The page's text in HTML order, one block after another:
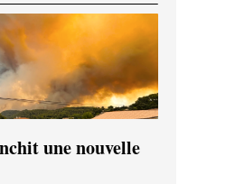
une nouvelle